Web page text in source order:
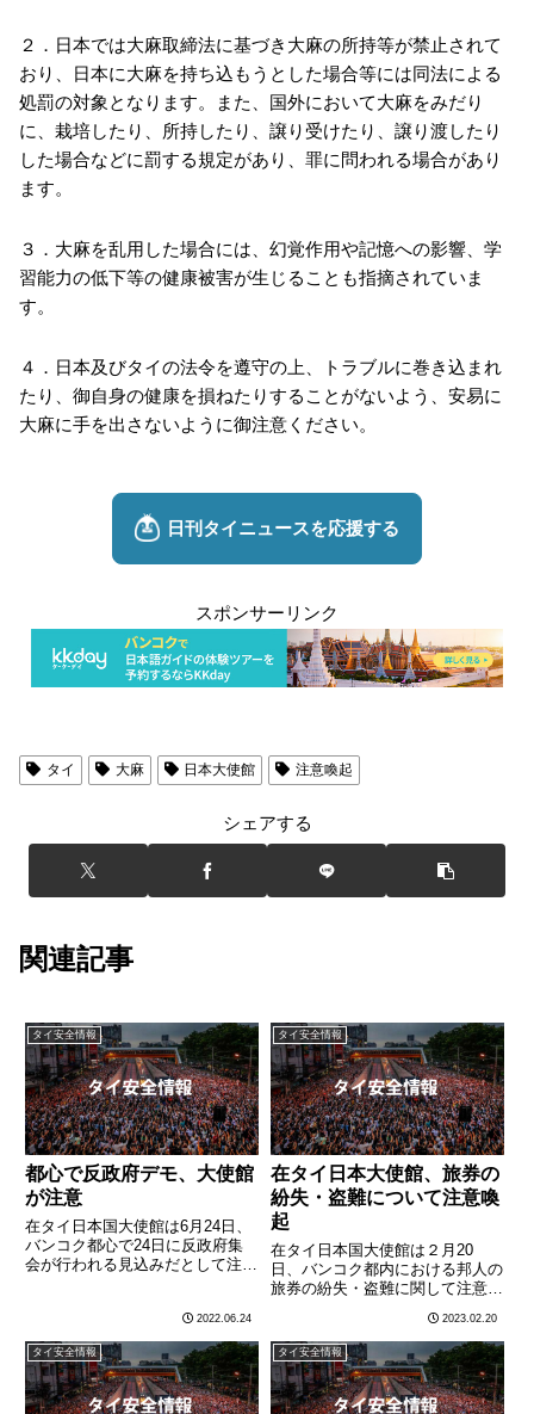
２．日本では大麻取締法に基づき大麻の所持等が禁止されて
おり、日本に大麻を持ち込もうとした場合等には同法による
処罰の対象となります。また、国外において大麻をみだり
に、栽培したり、所持したり、譲り受けたり、譲り渡したり
した場合などに罰する規定があり、罪に問われる場合があり
ます。
３．大麻を乱用した場合には、幻覚作用や記憶への影響、学
習能力の低下等の健康被害が生じることも指摘されていま
す。
４．日本及びタイの法令を遵守の上、トラブルに巻き込まれ
たり、御自身の健康を損ねたりすることがないよう、安易に
大麻に手を出さないように御注意ください。
スポンサーリンク
タイ 大麻 日本大使館 注意喚起
シェアする
関連記事
タイ安全情報
都心で反政府デモ、大使館
が注意
在タイ日本国大使館は6月24日、
バンコク都心で24日に反政府集
会が行われる見込みだとして注意
ーネット上の情報によれば、本日
６月２４日（金）に、以下の場所
において、反政府グループ等
に………
2022.06.24
タイ安全情報
在タイ日本大使館、旅券の
紛失・盗難について注意喚
起
在タイ日本国大使館は２月20
日、バンコク都内における邦人の
旅券の紛失・盗難に関して注意喚
以下の通り。本年１月以降、旅券
の紛失・盗難に関する相談が急増
しております。昨年１２月中には
１２件でしたが、本年１月は１７
件………
2023.02.20
タイ安全情報 タイ安全情報